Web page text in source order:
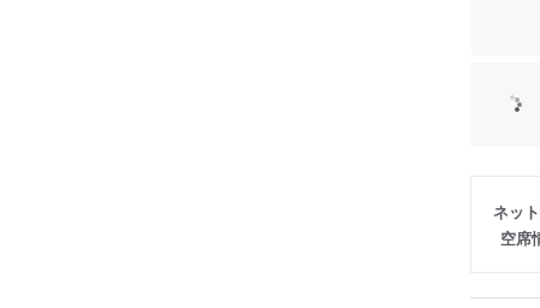
ネッ
空席